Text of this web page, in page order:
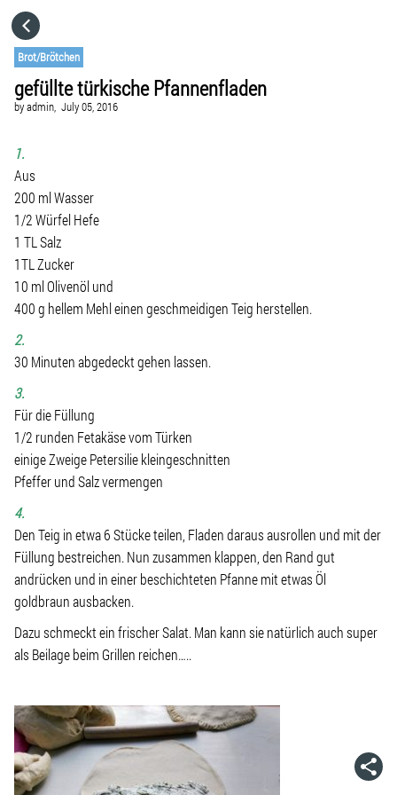
Brot/Brötchen
gefüllte türkische Pfannenfladen
byadmin, July 05, 2016
1.
Aus
200 ml Wasser
1/2 Würfel Hefe
1 TL Salz
1TL Zucker
10 ml Olivenöl und
400 g hellem Mehl einen geschmeidigen Teig herstellen.
2.
30 Minuten abgedeckt gehen lassen.
3.
Für die Füllung
1/2 runden Fetakäse vom Türken
einige Zweige Petersilie kleingeschnitten
Pfeffer und Salz vermengen
4.
Den Teig in etwa 6 Stücke teilen, Fladen daraus ausrollen und mit der
Füllung bestreichen. Nun zusammen klappen, den Rand gut
andrücken und in einer beschichteten Pfanne mit etwas Öl
goldbraun ausbacken.
Dazu schmeckt ein frischer Salat. Man kann sie natürlich auch super
als Beilage beim Grillen reichen…..
CATEGORIES